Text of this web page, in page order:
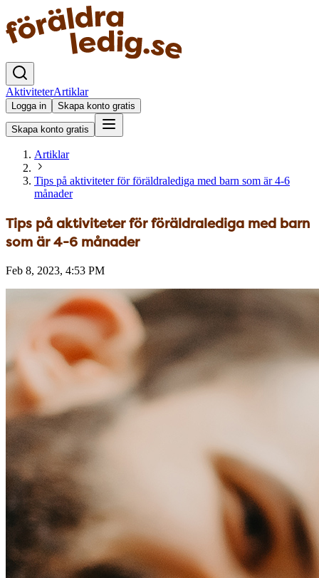
AktiviteterArtiklar
Logga in Skapa konto gratis
Skapa konto gratis
Artiklar
Tips på aktiviteter för föräldralediga med barn som är 4-6
månader
Tips på aktiviteter för föräldralediga med barn
som är 4-6 månader
Feb 8, 2023, 4:53 PM